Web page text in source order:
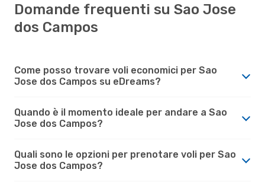
Domande frequenti su Sao Jose
dos Campos
Come posso trovare voli economici per Sao
Jose dos Campos su eDreams?
Quando è il momento ideale per andare a Sao
Jose dos Campos?
Quali sono le opzioni per prenotare voli per Sao
Jose dos Campos?